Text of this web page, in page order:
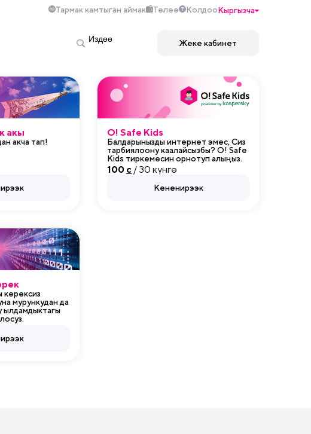
Тармак камтыган аймак Төлөө КолдооКыргызча
Жеке кабинет
акы
акча тап!
O! Safe Kids
Балдарынызды интернет эмес, Сиз
тарбиялоону каалайсызбы? O! Safe
Kids тиркемесин орнотуп алыңыз.
100 c / 30 күнгө
Кененирээк
керексиз
мурункудан да
ылдамдыктагы